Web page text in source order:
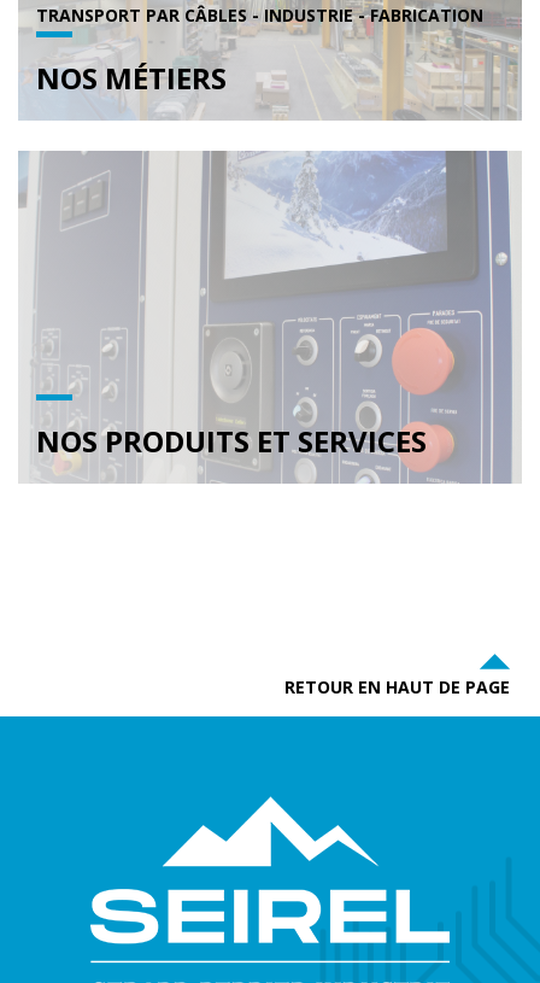
TRANSPORT PAR CÂBLES - INDUSTRIE - FABRICATION
NOS MÉTIERS
NOS PRODUITS ET SERVICES
RETOUR EN HAUT DE PAGE